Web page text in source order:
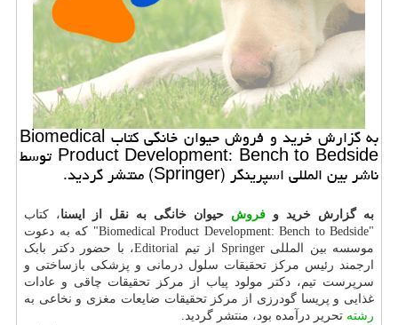
به گزارش خرید و فروش حیوان خانگی كتاب Biomedical
Product Development: Bench to Bedside توسط
ناشر بین المللی اسپرینگر (Springer) منتشر گردید.
به گزارش خرید و فروش حیوان خانگی به نقل از ایسنا، کتاب
"Biomedical Product Development: Bench to Bedside" که به دعوت
موسسه بین المللی Springer از تیم Editorial، با حضور دکتر بابک
ارجمند رئیس مرکز تحقیقات سلول درمانی و پزشکی بازساختی و
سرپرست تیم، دکتر مولود پیاب از مرکز تحقیقات چاقی و عادات
غذایی و پریسا گودرزی از مرکز تحقیقات ضایعات مغزی و نخاعی به
رشته تحریر درآمده بود، منتشر گردید.